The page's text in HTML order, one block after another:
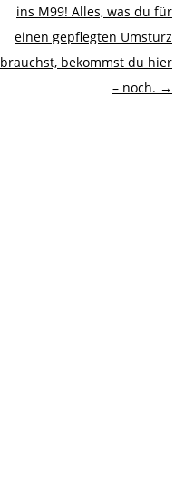
ins M99! Alles, was du für
einen gepflegten Umsturz
brauchst, bekommst du hier
– noch. →